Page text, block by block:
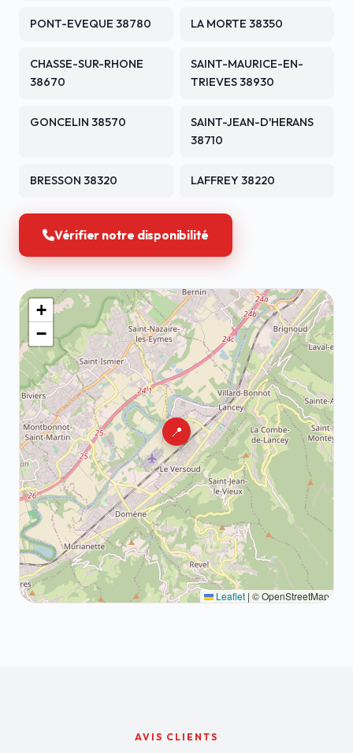
PONT-EVEQUE 38780 LA MORTE 38350
CHASSE-SUR-RHONE
38670
SAINT-MAURICE-EN-
TRIEVES 38930
GONCELIN 38570
SAINT-JEAN-D'HERANS
38710
BRESSON 38320 LAFFREY 38220
Vérifier notre disponibilité
📍
+
−
Leaflet | © OpenStreetMap
AVIS CLIENTS